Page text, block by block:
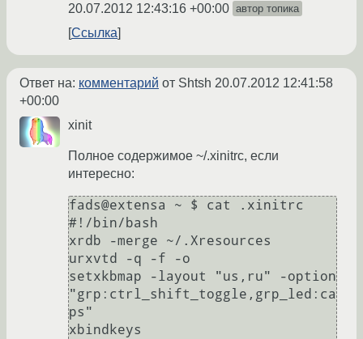
20.07.2012 12:43:16 +00:00 автор топика
Ссылка
Ответ на: комментарий от Shtsh 20.07.2012 12:41:58
+00:00
xinit
Полное содержимое ~/.xinitrc, если
интересно:
fads@extensa ~ $ cat .xinitrc
#!/bin/bash
xrdb -merge ~/.Xresources
urxvtd -q -f -o
setxkbmap -layout "us,ru" -option
"grp:ctrl_shift_toggle,grp_led:ca
ps"
xbindkeys